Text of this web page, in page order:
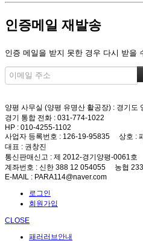
인증메일 재발송
인증 메일을 받지 못한 경우 다시 받을
양평 사무실 (양평 유명산 활공장) : 경기도
경기 통합 전화 : 031-774-1022
HP : 010-4255-1102
사업자 등록번호 : 126-19-95835 상호 :
대표 : 권창진
통신판매신고 : 제 2012-경기양평-0061호
계좌번호 : 신한 388 12 054055 농협
E-MAIL : PARA114@naver.com
로그인
회원가입
CLOSE
패러러브안내